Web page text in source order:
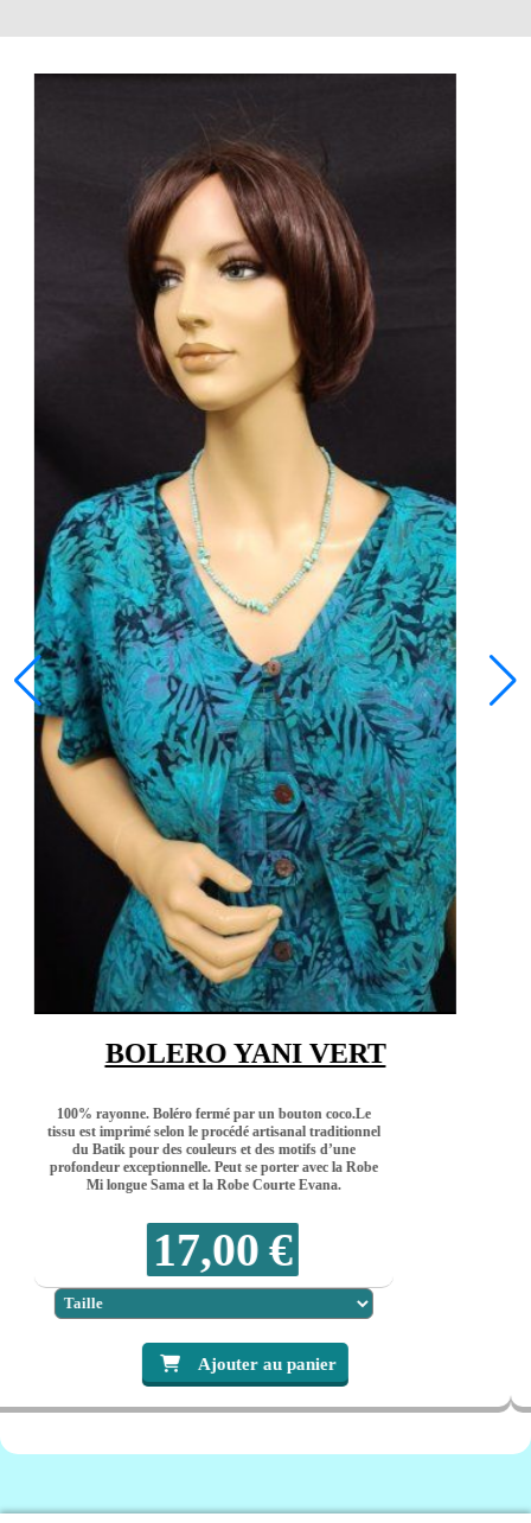
BOLERO YANI VERT
Boléro fermé par un bouton coco.Le
imprimé selon le procédé artisanal traditionnel
pour des couleurs et des motifs d’une
exceptionnelle. Peut se porter avec la Robe
longue Sama et la Robe Courte Evana.
17,00€
Ajouter au panier